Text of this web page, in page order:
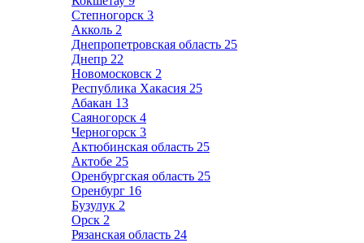
Степногорск 3
Акколь 2
Днепропетровская область 25
Днепр 22
Новомосковск 2
Республика Хакасия 25
Абакан 13
Саяногорск 4
Черногорск 3
Актюбинская область 25
Актобе 25
Оренбургская область 25
Оренбург 16
Бузулук 2
Орск 2
Рязанская область 24